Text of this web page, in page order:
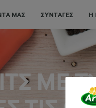
ΜΑΣ ΣΥΝΤΑΓΕΣ Η
ΜΕ